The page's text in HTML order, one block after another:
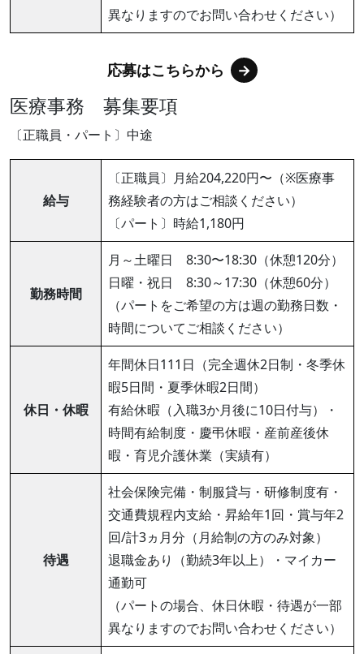
異なりますのでお問い合わせください）
応募はこちらから
医療事務 募集要項
〔正職員・パート〕中途
給与
〔正職員〕月給204,220円〜（※医療事
務経験者の方はご相談ください）
〔パート〕時給1,180円
勤務時間
月～土曜日 8:30〜18:30（休憩120分）
日曜・祝日 8:30～17:30（休憩60分）
（パートをご希望の方は週の勤務日数・
時間についてご相談ください）
休日・休暇
年間休日111日（完全週休2日制・冬季休
暇5日間・夏季休暇2日間）
有給休暇（入職3か月後に10日付与）・
時間有給制度・慶弔休暇・産前産後休
暇・育児介護休業（実績有）
待遇
社会保険完備・制服貸与・研修制度有・
交通費規程内支給・昇給年1回・賞与年2
回/計3ヵ月分（月給制の方のみ対象）
退職金あり（勤続3年以上）・マイカー
通勤可
（パートの場合、休日休暇・待遇が一部
異なりますのでお問い合わせください）